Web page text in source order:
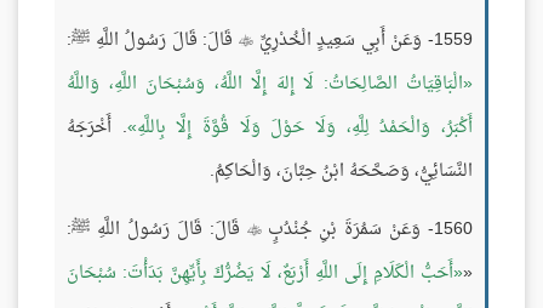
1559- وَعَنْ أَبِي سَعِيدٍ الْخُدْرِيِّ
 قَالَ: قَالَ رَسُولُ اللَّهِ ﷺ:
الْبَاقِيَاتُ الصَّالِحَاتُ: لَا إِلهَ إِلَّا اللَّهُ، وَسُبْحَانَ اللَّهِ، وَاللَّهُ
أَكْبَرُ، وَالْحَمْدُ لِلَّهِ، وَلَا حَوْلَ وَلَا قُوَّةَ إِلَّا بِاللَّهِ . أَخْرَجَهُ
النَّسَائِيُّ، وَصَحَّحَهُ ابْنُ حِبَّانَ، وَالْحَاكِمُ.
1560- وَعَنْ سَمُرَةَ بْنِ جُنْدُبٍ
 قَالَ: قَالَ رَسُولُ اللَّهِ ﷺ:
« أَحَبُّ الْكَلَامِ إِلَى اللَّهِ أَرْبَعٌ، لَا يَضُرُّكَ بِأَيِّهِنَّ بَدَأْتَ: سُبْحَانَ